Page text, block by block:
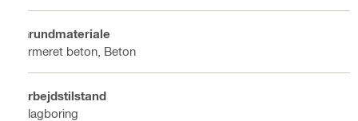
Grundmateriale
Armeret beton, Beton
Arbejdstilstand
Slagboring